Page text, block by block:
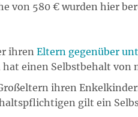
von 580 € wurden hier
ihrenEltern gegenüber
einen Selbstbehalt von
ihren
gilt ein